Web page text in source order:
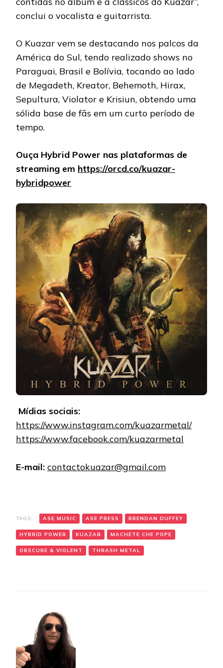
conclui o vocalista e guitarrista.
O Kuazar vem se destacando nos palcos da
América do Sul, tendo realizado shows no
Paraguai, Brasil e Bolívia, tocando ao lado
de Megadeth, Kreator, Behemoth, Hirax,
Sepultura, Violator e Krisiun, obtendo uma
sólida base de fãs em um curto período de
tempo.
Ouça Hybrid Power nas plataformas de
streaming em https://orcd.co/kuazar-
hybridpower
Mídias sociais:
https://www.instagram.com/kuazarmetal/
https://www.facebook.com/kuazarmetal
E-mail: contactokuazar@gmail.com
TAGS: ASE MUSIC ASE PRESS BRENDAN DUFFEY
HYBRID POWER KUAZAR MACHETE CHE POPE
OBSCURE & VIOLENT THRASH METAL